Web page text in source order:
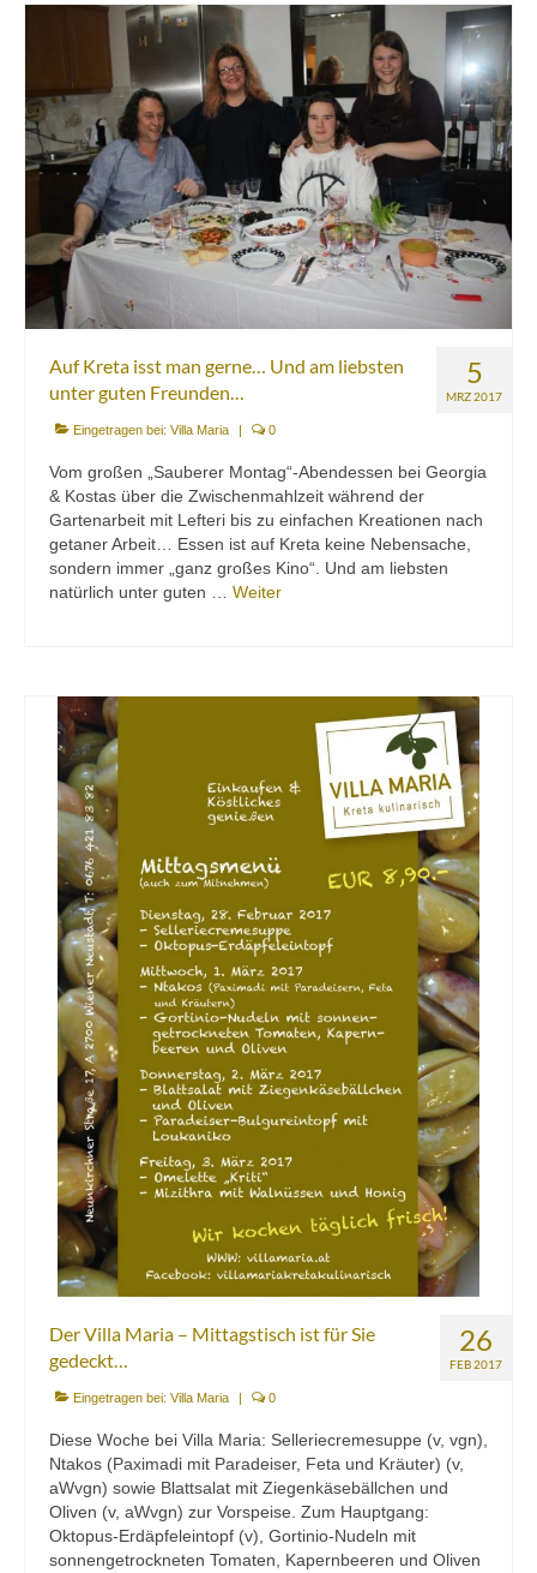
5
MRZ 2017
Auf Kreta isst man gerne… Und am liebsten
unter guten Freunden…
Eingetragen bei: Villa Maria 0
Vom großen „Sauberer Montag“-Abendessen bei Georgia
& Kostas über die Zwischenmahlzeit während der
Gartenarbeit mit Lefteri bis zu einfachen Kreationen nach
getaner Arbeit… Essen ist auf Kreta keine Nebensache,
sondern immer „ganz großes Kino“. Und am liebsten
natürlich unter guten … Weiter
26
FEB 2017
Der Villa Maria – Mittagstisch ist für Sie
gedeckt…
Eingetragen bei: Villa Maria 0
Diese Woche bei Villa Maria: Selleriecremesuppe (v, vgn),
Ntakos (Paximadi mit Paradeiser, Feta und Kräuter) (v,
aWvgn) sowie Blattsalat mit Ziegenkäsebällchen und
Oliven (v, aWvgn) zur Vorspeise. Zum Hauptgang:
Oktopus-Erdäpfeleintopf (v), Gortinio-Nudeln mit
sonnengetrockneten Tomaten, Kapernbeeren und Oliven